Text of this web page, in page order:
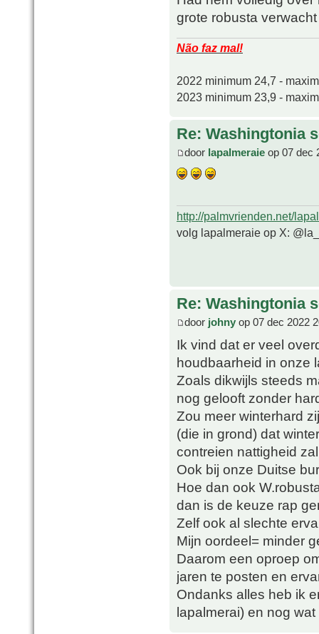
grote robusta
Não faz mal!
2022 minimum 24,7 -
2023 minimum 23,9 -
Re: Washingtonia
door lapalmeraie op 07 dec
http://palmvrienden.net/
volg lapalmeraie op X:
Re: Washingtonia
door johny op 07 dec 2022
Ik vind dat er veel
houdbaarheid in onze
Zoals dikwijls steeds
nog gelooft zonder
Zou meer winterhard
(die in grond) dat
contreien nattigheid
Ook bij onze Duitse
Hoe dan ook
dan is de keuze rap
Zelf ook al slechte
Mijn oordeel= minder
Daarom een oproep
jaren te posten en
Ondanks alles heb ik
lapalmerai) en nog